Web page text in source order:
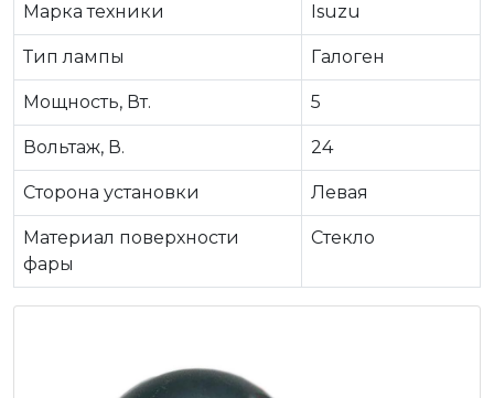
Марка техники Isuzu
Тип лампы Галоген
Мощность, Вт. 5
Вольтаж, В. 24
Сторона установки Левая
Материал поверхности
фары
Стекло